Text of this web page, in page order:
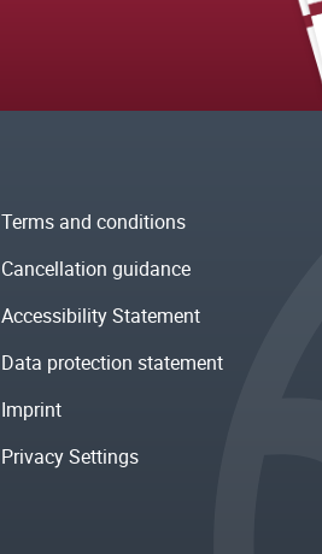
Terms and conditions
Cancellation guidance
Accessibility Statement
Data protection statement
Imprint
Privacy Settings